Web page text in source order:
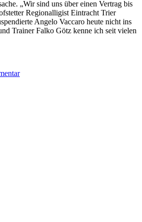
„Wir sind uns über einen Vertrag bis
Regionalligist Eintracht Trier
Angelo Vaccaro heute nicht ins
Trainer Falko Götz kenne ich seit vielen
zu